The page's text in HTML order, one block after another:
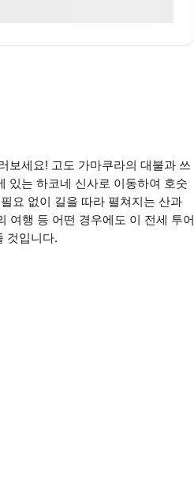
보세요! 고도 가마쿠라의 대불과 쓰
있는 하코네 신사로 이동하여 호숫
요 없이 길을 따라 펼쳐지는 산과
여행 등 어떤 경우에도 이 전세 투어
것입니다.